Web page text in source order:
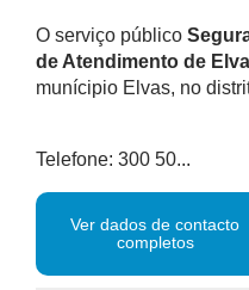
O serviço público
de Atendimento de
munícipio Elvas, no
Telefone: 300 50...
Ver dados de contacto
completos